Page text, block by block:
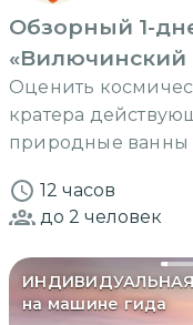
Обзорный 1-
«Вилючинский
Горелый»
Оценить
кратера
природные ванны
12 часов
до 2 человек
на машине гида